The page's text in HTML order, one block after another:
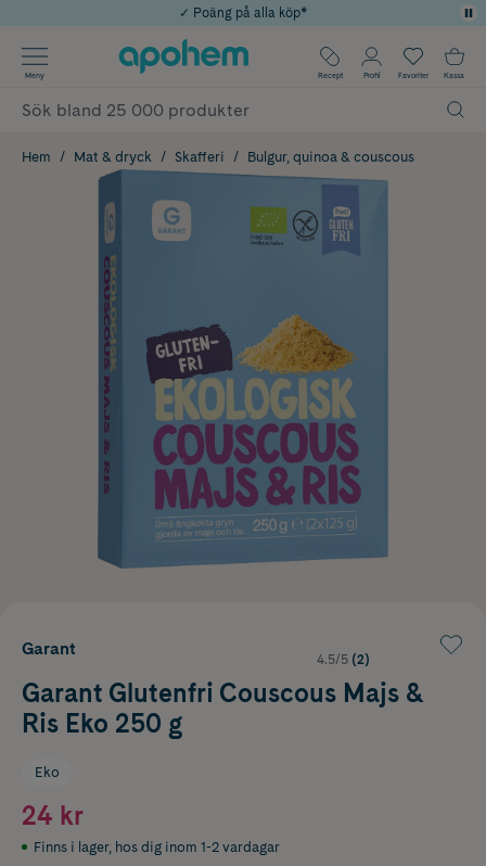
Årets Butik 2025 inom Skönhet
Använd kod: SOMMAR20 för 20% över 649kr
✓ Rådgivning från farmaceuter & hudterapeuter
✓ Poäng på alla köp*
Meny Recept Profil Favoriter Kassa
Hem Mat & dryck Skafferi Bulgur, quinoa & couscous
Garant
4.5/5 (2)
Garant Glutenfri Couscous Majs &
Ris Eko 250 g
Eko
24 kr
Finns i lager, hos dig inom 1-2 vardagar